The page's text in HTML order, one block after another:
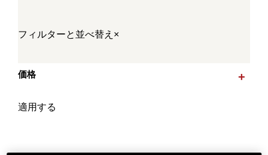
フィルターと並べ替え ×
価格
適用する